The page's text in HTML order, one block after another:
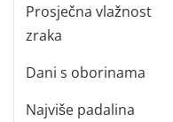
Prosječna vlažnost
zraka
Dani s oborinama
Najviše padalina